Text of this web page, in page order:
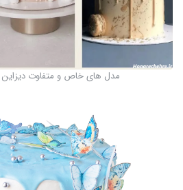
مدل های خاص و متفاوت دیزاین